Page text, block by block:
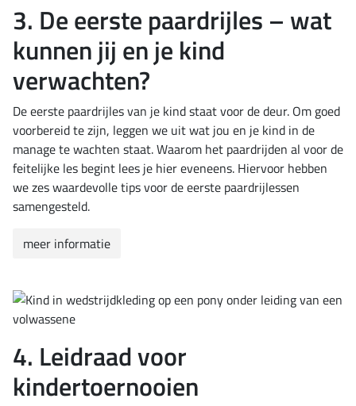
3. De eerste paardrijles – wat
kunnen jij en je kind
verwachten?
De eerste paardrijles van je kind staat voor de deur. Om goed
voorbereid te zijn, leggen we uit wat jou en je kind in de
manage te wachten staat. Waarom het paardrijden al voor de
feitelijke les begint lees je hier eveneens. Hiervoor hebben
we zes waardevolle tips voor de eerste paardrijlessen
samengesteld.
meer informatie
4. Leidraad voor
kindertoernooien